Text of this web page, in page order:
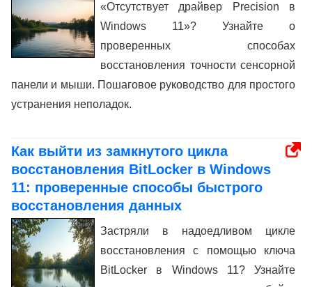
«Отсутствует драйвер Precision в
Windows 11»? Узнайте о
проверенных способах
восстановления точности сенсорной
панели и мыши. Пошаговое руководство для простого
устранения неполадок.
Как выйти из замкнутого цикла
восстановления BitLocker в Windows
11: проверенные способы быстрого
восстановления данных
Застряли в надоедливом цикле
восстановления с помощью ключа
BitLocker в Windows 11? Узнайте